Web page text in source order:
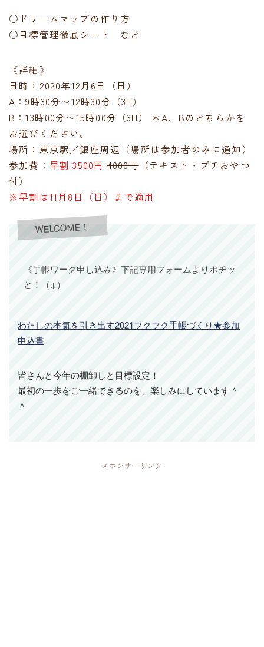
○ドリームマップの作り方
○目標管理徹底シート など
《詳細》
日時：2020年12月6日（日）
A：9時30分〜12時30分（3H）
B：13時00分〜15時00分（3H） ＊A、Bのどちらかを
お選びください。
場所：東京駅／銀座周辺（場所は参加者のみに通知）
参加費： 早割 3500円 4000円（テキスト・プチおやつ
付）
※早割は11月8日（日）まで適用
WELCOME！
《手帳ワーク申し込み》下記専用フォームよりポチッ
と！（↓）
わたしの本気を引き出す2021フクフク手帳づくり★参加
申込書
皆さんと今年の棚卸しと目標設定！
最初の一歩をご一緒できるのを、楽しみにしています＾
＾
スポンサーリンク